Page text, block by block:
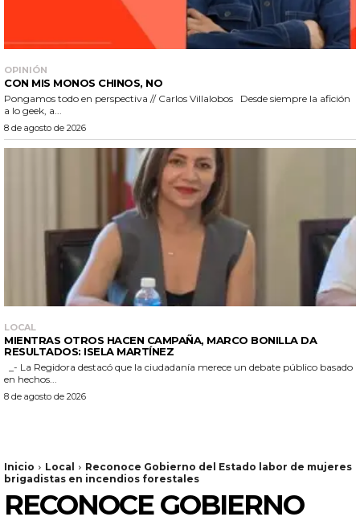
OPINIÓN
CON MIS MONOS CHINOS, NO
Pongamos todo en perspectiva // Carlos Villalobos Desde siempre la afición
a lo geek, a...
8 de agosto de 2026
LOCAL
MIENTRAS OTROS HACEN CAMPAÑA, MARCO BONILLA DA
RESULTADOS: ISELA MARTÍNEZ
en hechos...
8 de agosto de 2026